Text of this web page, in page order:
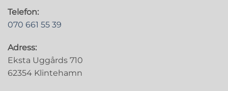
Telefon:
070 661 55 39
Adress:
Eksta Uggårds 710
62354 Klintehamn